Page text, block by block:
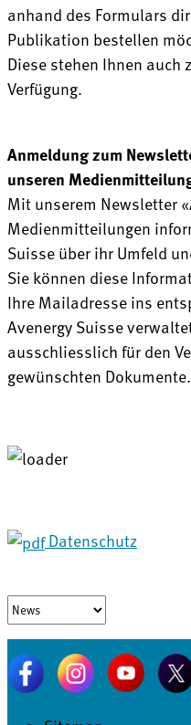
anhand des Formulars
Publikation bestellen
Diese stehen Ihnen auch
Verfügung.
Anmeldung zum
unseren
Mit unserem Newsletter
Medienmitteilungen
Suisse über ihr Umfeld
Sie können diese
Ihre Mailadresse ins
Avenergy Suisse
ausschliesslich für den
gewünschten Dokumente.
Datenschutz